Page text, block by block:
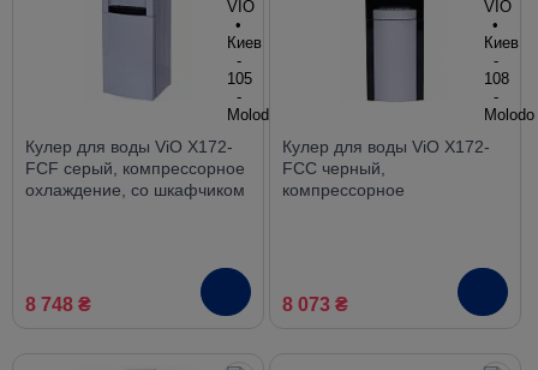
Кулер для воды ViO X172-
FCF серый, компрессорное
охлаждение, со шкафчиком
8 748 ₴
Кулер для воды ViO X172-
FCC черный,
компрессорное
8 073 ₴